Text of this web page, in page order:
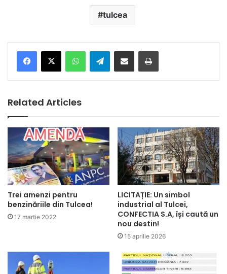
tulcea
Telegram
Related Articles
Trei amenzi pentru
benzinăriile din Tulcea!
17 martie 2022
LICITAȚIE: Un simbol
industrial al Tulcei,
CONFECTIA S.A, își caută un
nou destin!
15 aprilie 2026